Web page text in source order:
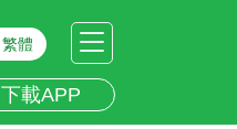
繁體
下載APP